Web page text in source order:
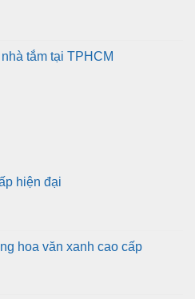
tắm tại TPHCM
hiện đại
hoa văn xanh cao cấp